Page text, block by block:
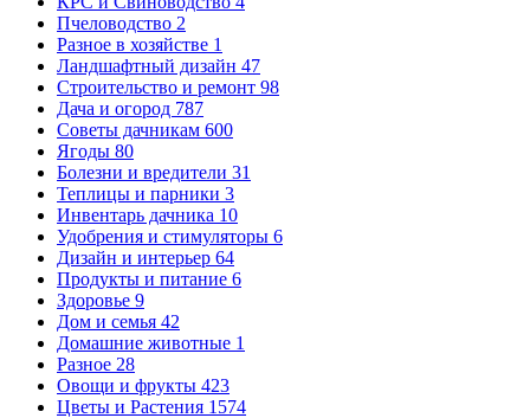
Пчеловодство 2
Разное в хозяйстве 1
Ландшафтный дизайн 47
Строительство и ремонт 98
Дача и огород 787
Советы дачникам 600
Ягоды 80
Болезни и вредители 31
Теплицы и парники 3
Инвентарь дачника 10
Удобрения и стимуляторы 6
Дизайн и интерьер 64
Продукты и питание 6
Здоровье 9
Дом и семья 42
Домашние животные 1
Разное 28
Овощи и фрукты 423
Цветы и Растения 1574